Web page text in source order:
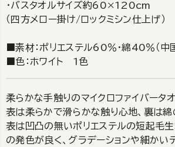
・バスタオルサイズ約60×120cm
（四方メロー掛け/ロックミシン仕上げ）
■素材：ポリエステル60％・綿40％（中
■色：ホワイト 1色
柔らかな手触りのマイクロファイバータオ
表は柔らかで滑らかな触り心地、裏は綿
表は凹凸の無いポリエステルの短起毛
の発色が良く、グラデーションや細かい